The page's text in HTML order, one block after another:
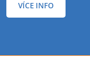
VÍCE INFO